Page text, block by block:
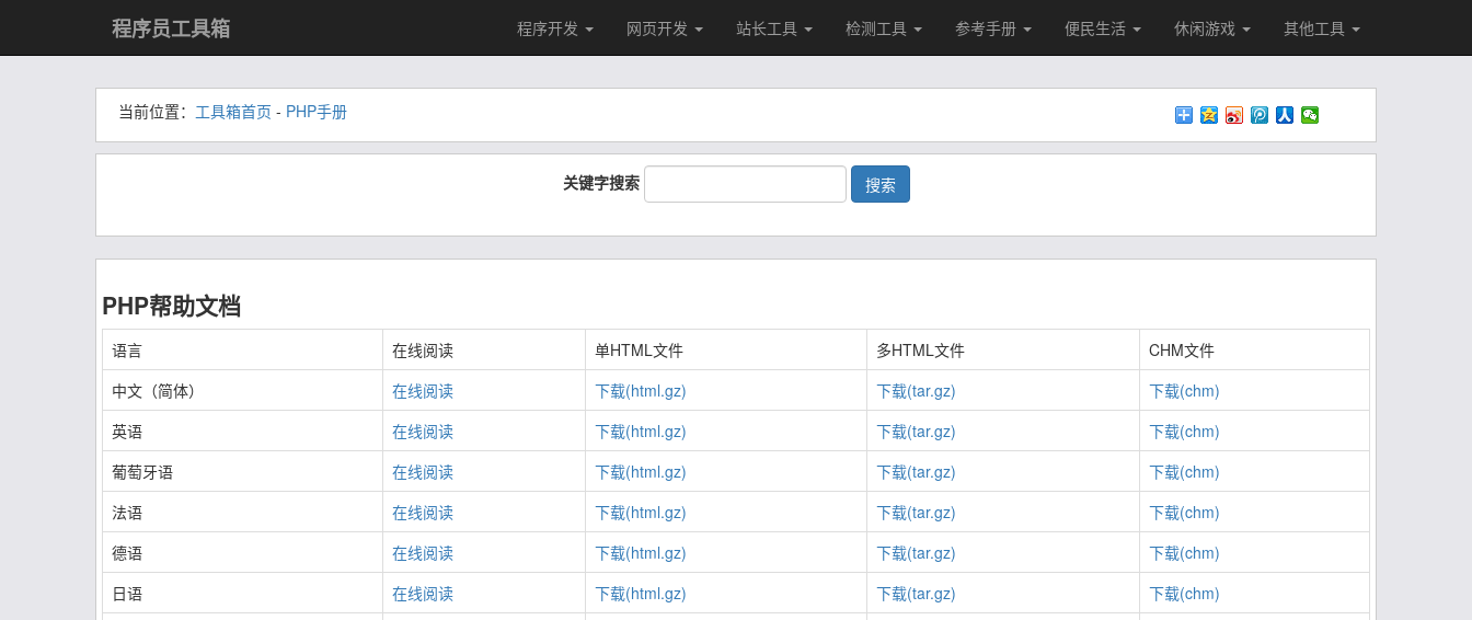
程序员工具箱 程序开发 网页开发 站长工具 检测工具 参考手册 便民生活 休闲游戏 其他工具
当前位置： 工具箱首页 - PHP手册
关键字搜索 搜索
PHP帮助文档
语言 在线阅读 单HTML文件 多HTML文件
CHM文件
中文（简体）
在线阅读 下载(html.gz) 下载(tar.gz)
下载(chm)
英语
在线阅读 下载(html.gz) 下载(tar.gz)
下载(chm)
葡萄牙语
在线阅读 下载(html.gz) 下载(tar.gz)
下载(chm)
法语
在线阅读 下载(html.gz) 下载(tar.gz)
下载(chm)
德语
在线阅读 下载(html.gz) 下载(tar.gz)
下载(chm)
日语
在线阅读 下载(html.gz) 下载(tar.gz)
下载(chm)